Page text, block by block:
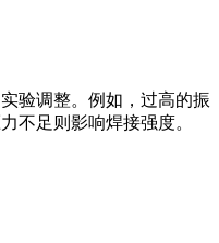
调整。例如，过高的振
不足则影响焊接强度。